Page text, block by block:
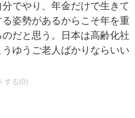
でやり、年金だけで生きて
姿勢があるからこそ年を重
だと思う。日本は高齢化社
ゆうご老人ばかりならいい
する(0)